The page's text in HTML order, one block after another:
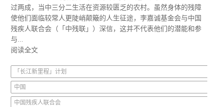
过两成，当中三分二生活在资源较匮乏的农村。虽然身体的残障
使他们面临较常人更陡峭颠簸的人生征途，李嘉诚基金会与中国
残疾人联合会（「中残联」）深信，这并不代表他们的潜能和参
与...
阅读全文
「长江新里程」计划
中国
中国残疾人联合会